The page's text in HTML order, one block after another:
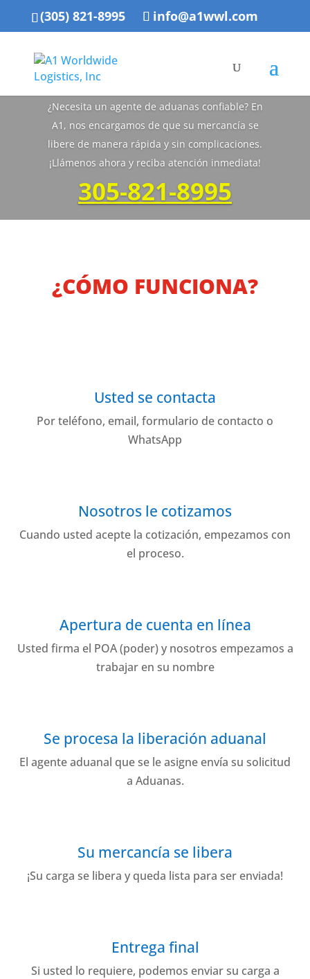
(305) 821-8995 info@a1wwl.com
Agencia aduanal
¿Necesita un agente de aduanas confiable? En
A1, nos encargamos de que su mercancía se
libere de manera rápida y sin complicaciones.
¡Llámenos ahora y reciba atención inmediata!
305-821-8995
¿CÓMO FUNCIONA?
Usted se contacta
Por teléfono, email, formulario de contacto o
WhatsApp
Nosotros le cotizamos
Cuando usted acepte la cotización, empezamos con
el proceso.
Apertura de cuenta en línea
Usted firma el POA (poder) y nosotros empezamos a
trabajar en su nombre
Se procesa la liberación aduanal
El agente aduanal que se le asigne envía su solicitud
a Aduanas.
Su mercancía se libera
¡Su carga se libera y queda lista para ser enviada!
Entrega final
Si usted lo requiere, podemos enviar su carga a